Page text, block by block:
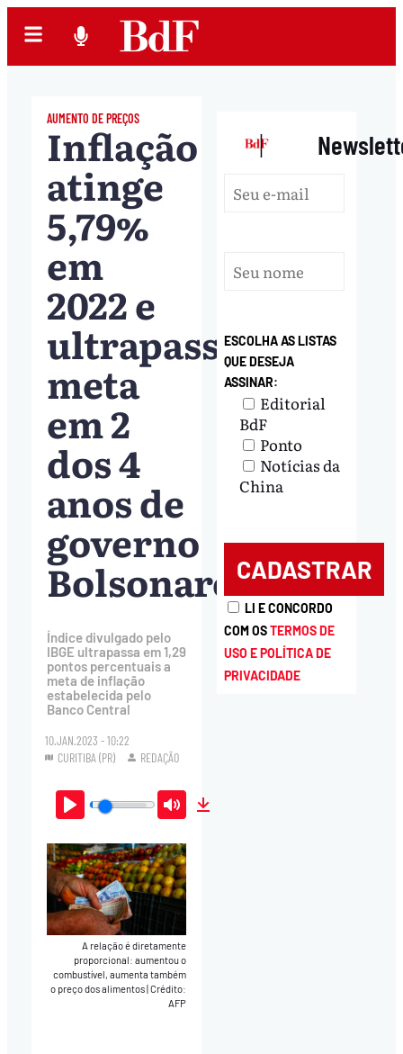
AUMENTO DE PREÇOS
Inflação
atinge
5,79%
em
2022 e
ultrapassa
meta
em 2
dos 4
anos de
governo
Bolsonaro
Índice divulgado pelo
IBGE ultrapassa em 1,29
pontos percentuais a
meta de inflação
estabelecida pelo
Banco Central
10.JAN.2023 - 10:22
CURITIBA (PR)
REDAÇÃO
Play Mute
A relação é diretamente
proporcional: aumentou o
combustível, aumenta também
o preço dos alimentos|Crédito:
AFP
|
ESCOLHA AS LISTAS
QUE DESEJA
ASSINAR:
Editorial
BdF
Ponto
Notícias da
China
LI E CONCORDO
COM OSTERMOS DE
USO E POLÍTICA DE
PRIVACIDADE